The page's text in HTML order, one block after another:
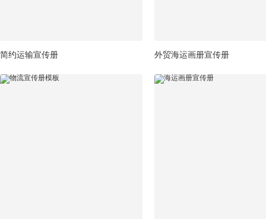
简约运输宣传册 外贸海运画册宣传册